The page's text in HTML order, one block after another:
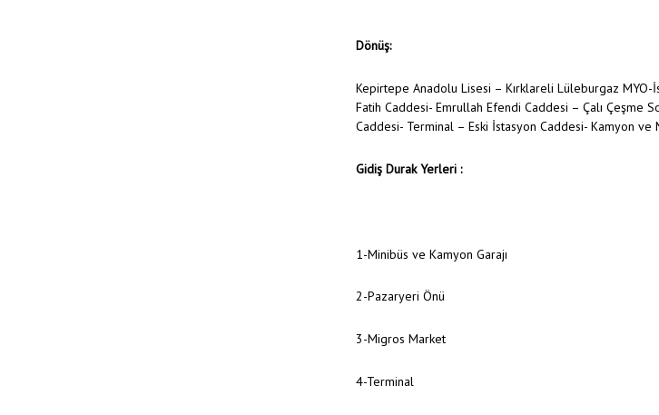
Dönüş:
Kepirtepe Anadolu Lisesi – Kırklareli Lüleburgaz
Fatih Caddesi- Emrullah Efendi Caddesi – Çalı Çeşme
Caddesi- Terminal – Eski İstasyon Caddesi- Kamyon ve
Gidiş Durak Yerleri :
1-Minibüs ve Kamyon Garajı
2-Pazaryeri Önü
3-Migros Market
4-Terminal